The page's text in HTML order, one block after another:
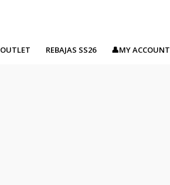
OUTLET REBAJAS SS26 👤MY ACCOUNT